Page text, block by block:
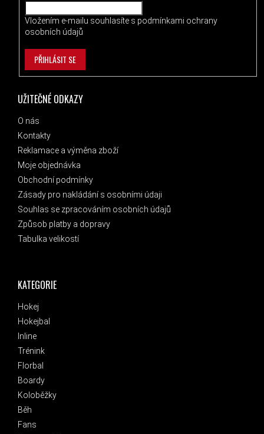
KATEGORIE
Hokej
Hokejbal
Inline
Trénink
Florbal
Boardy
Koloběžky
Běh
Fans
UŽITEČNÉ ODKAZY
O nás
Kontakty
Reklamace a výměna zboží
Moje objednávka
Obchodní podmínky
Zásady pro nakládání s osobními údaji
Souhlas se zpracováním osobních údajů
Způsob platby a dopravy
Tabulka velikostí
Vložením e-mailu souhlasíte s podmínkami ochrany
osobních údajů
PŘIHLÁSIT SE